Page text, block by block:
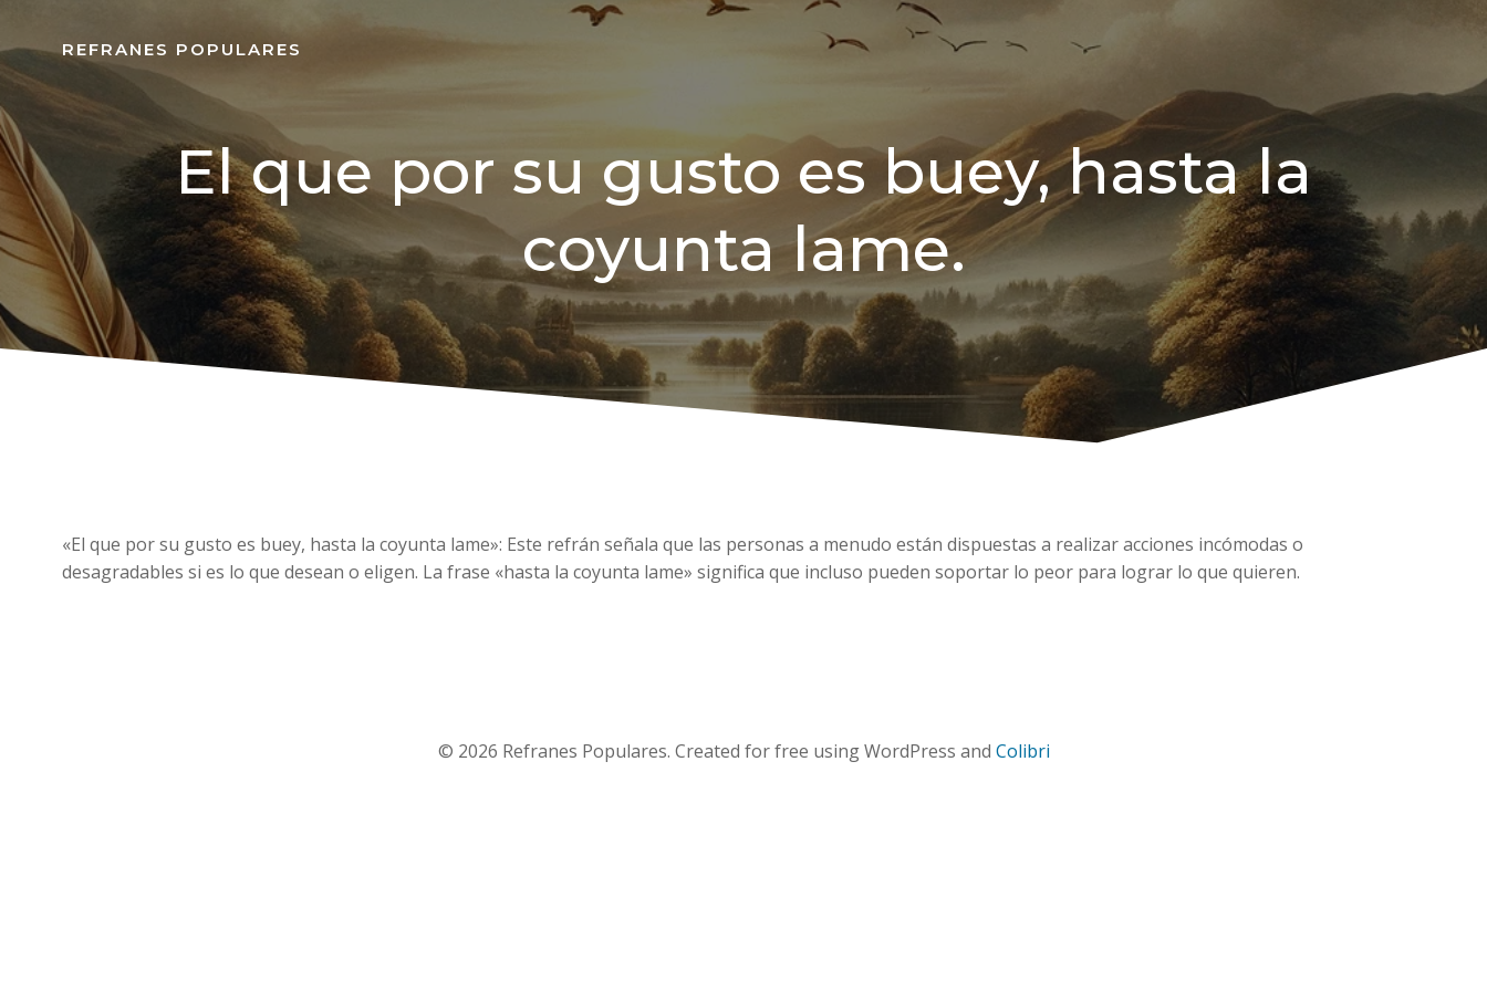
REFRANES POPULARES
El que por su gusto es buey, hasta la
coyunta lame.
«El que por su gusto es buey, hasta la coyunta lame»: Este refrán señala que las personas a menudo están dispuestas a realizar acciones incómodas o
desagradables si es lo que desean o eligen. La frase «hasta la coyunta lame» significa que incluso pueden soportar lo peor para lograr lo que quieren.
© 2026 Refranes Populares. Created for free using WordPress and Colibri